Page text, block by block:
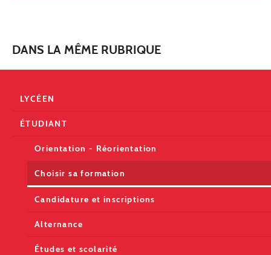
DANS LA MÊME RUBRIQUE
LYCÉEN
ÉTUDIANT
Orientation - Réorientation
Choisir sa formation
Candidature et inscriptions
Alternance
Études et scolarité